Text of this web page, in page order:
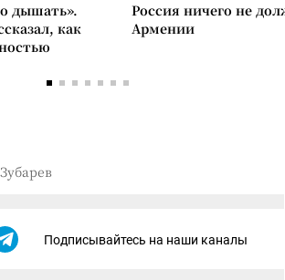
дышать».
как
Россия ничего не
Армении
Подписывайтесь на наши каналы